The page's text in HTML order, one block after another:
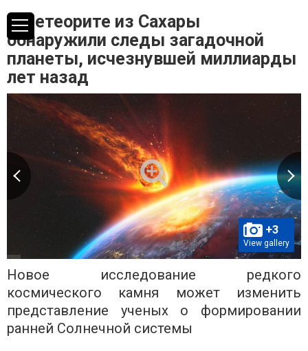
В метеорите из Сахары
обнаружили следы загадочной
планеты, исчезнувшей миллиарды
лет назад
+3
View gallery
Новое исследование редкого
космического камня может изменить
представление ученых о формировании
ранней Солнечной системы